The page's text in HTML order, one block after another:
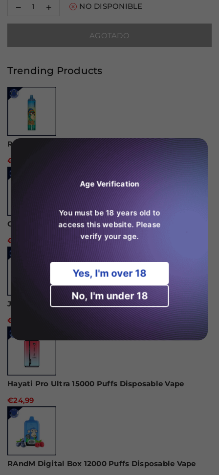
Decrease
for
600
Disposable
Vape
de
10)
Increase
for
600
Disposable
Vape
de
NO DISPONIBLE
AGOTADO
Trending Products
RandM Tornado 15000 Vape desechable
€24,99
Ghost Pro 3500 Puffs Disposable Vape
€14,99
JNR Alien 10000 caladas Vaper desechable
€18,99
Hayati Pro Ultra 15000 Puffs Disposable Vape
€24,99
RAndM Digital Box 12000 Puffs Disposable Vape
Age Verification
You must be 18 years old to
access this website. Please
verify your age.
Yes, I'm over 18
No, I'm under 18